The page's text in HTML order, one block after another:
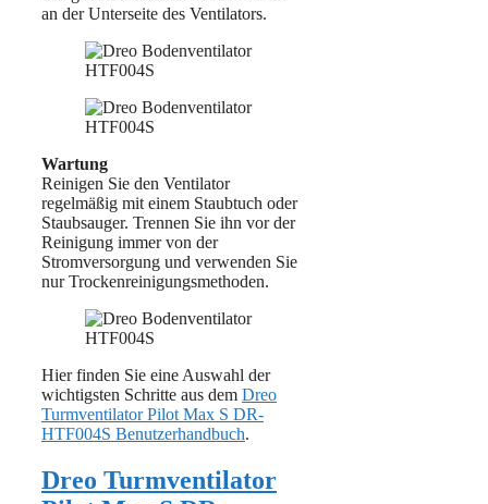
an der Unterseite des Ventilators.
Wartung
Reinigen Sie den Ventilator
regelmäßig mit einem Staubtuch oder
Staubsauger. Trennen Sie ihn vor der
Reinigung immer von der
Stromversorgung und verwenden Sie
nur Trockenreinigungsmethoden.
Hier finden Sie eine Auswahl der
wichtigsten Schritte aus dem Dreo
Turmventilator Pilot Max S DR-
HTF004S Benutzerhandbuch.
Dreo Turmventilator